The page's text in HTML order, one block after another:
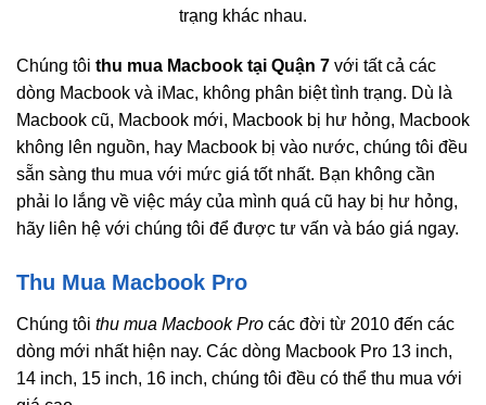
trạng khác nhau.
Chúng tôi thu mua Macbook tại Quận 7 với tất cả các
dòng Macbook và iMac, không phân biệt tình trạng. Dù là
Macbook cũ, Macbook mới, Macbook bị hư hỏng, Macbook
không lên nguồn, hay Macbook bị vào nước, chúng tôi đều
sẵn sàng thu mua với mức giá tốt nhất. Bạn không cần
phải lo lắng về việc máy của mình quá cũ hay bị hư hỏng,
hãy liên hệ với chúng tôi để được tư vấn và báo giá ngay.
Thu Mua Macbook Pro
Chúng tôi thu mua Macbook Pro các đời từ 2010 đến các
dòng mới nhất hiện nay. Các dòng Macbook Pro 13 inch,
14 inch, 15 inch, 16 inch, chúng tôi đều có thể thu mua với